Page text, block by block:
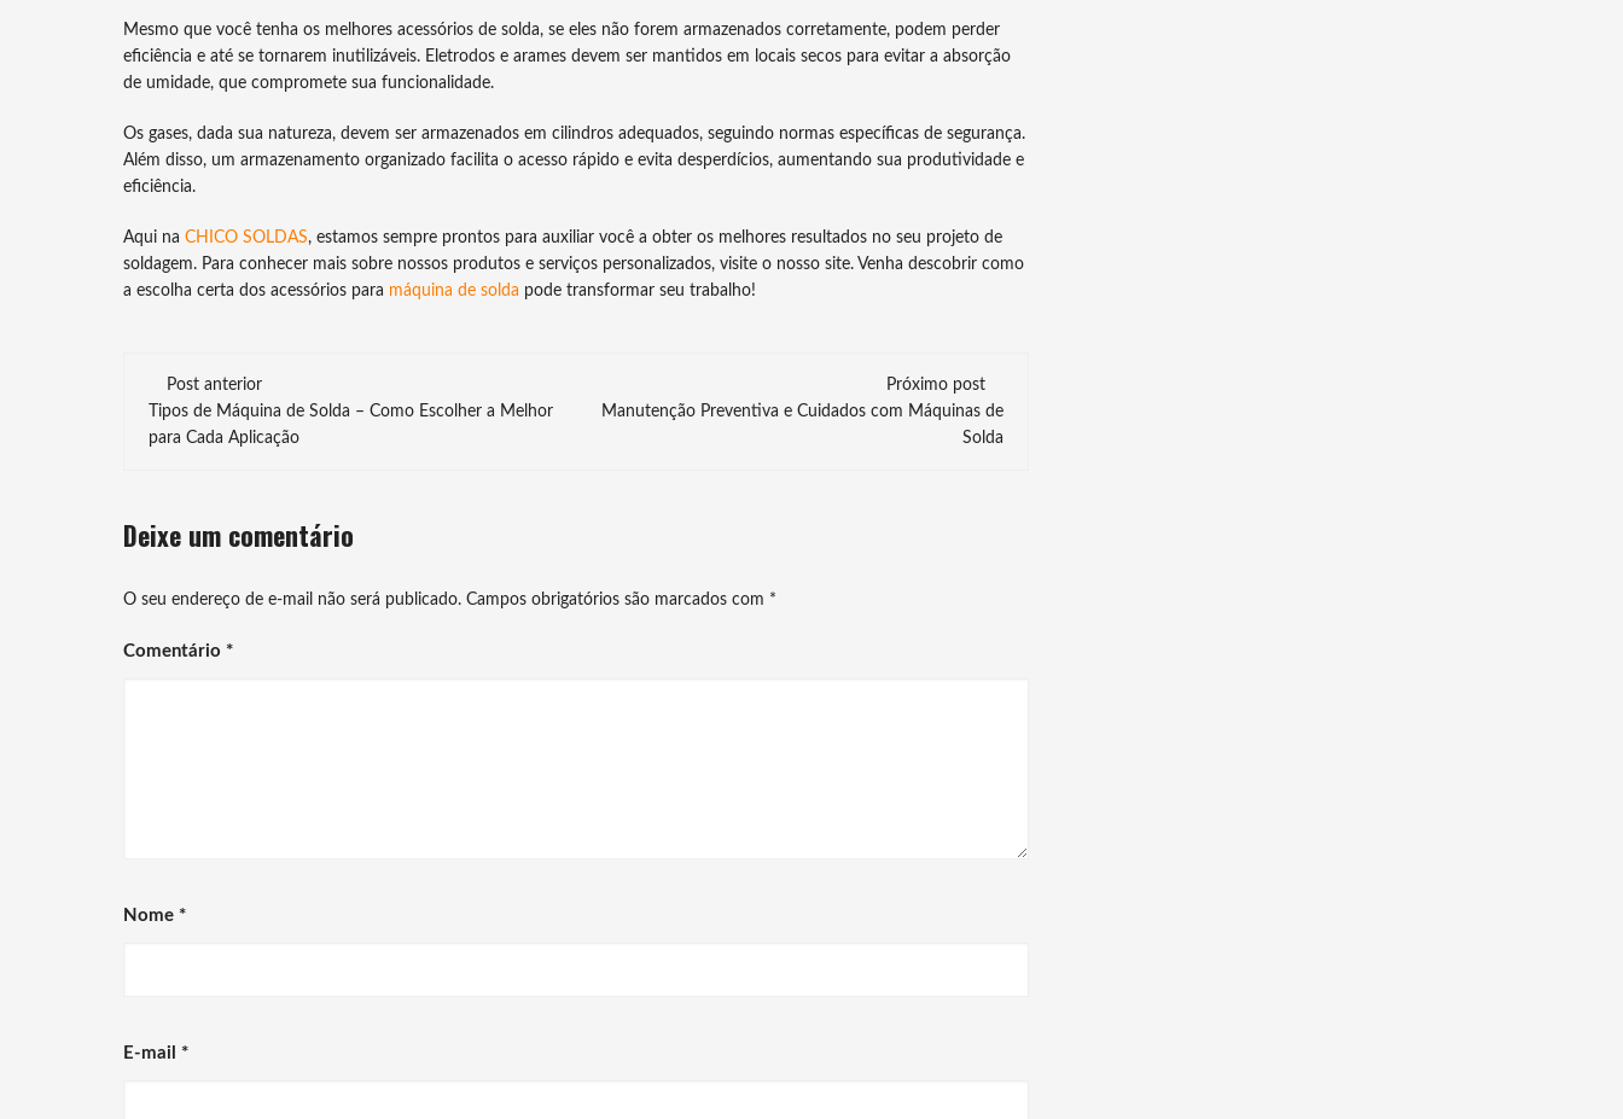
Mesmo que você tenha os melhores acessórios de solda, se eles não forem armazenados corretamente, podem perder
eficiência e até se tornarem inutilizáveis. Eletrodos e arames devem ser mantidos em locais secos para evitar a absorção
de umidade, que compromete sua funcionalidade.
Os gases, dada sua natureza, devem ser armazenados em cilindros adequados, seguindo normas específicas de segurança.
Além disso, um armazenamento organizado facilita o acesso rápido e evita desperdícios, aumentando sua produtividade e
eficiência.
Aqui na CHICO SOLDAS, estamos sempre prontos para auxiliar você a obter os melhores resultados no seu projeto de
soldagem. Para conhecer mais sobre nossos produtos e serviços personalizados, visite o nosso site. Venha descobrir como
a escolha certa dos acessórios para máquina de solda pode transformar seu trabalho!
Navegação
de
Post anterior
Tipos de Máquina de Solda – Como Escolher a Melhor
para Cada Aplicação
Próximo post
Manutenção Preventiva e Cuidados com Máquinas de
Solda
Deixe um comentário
O seu endereço de e-mail não será publicado. Campos obrigatórios são marcados com *
Comentário *
Nome *
E-mail *